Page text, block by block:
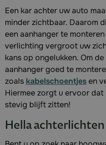
Een kar achter uw auto
minder zichtbaar. Daarom
een aanhanger te
verlichting vergroot uw
kans op ongelukken. Om
aanhanger goed te
zoals kabelschoentjesen
Hiermee zorgt u ervoor
stevig blijft zitten!
Hella